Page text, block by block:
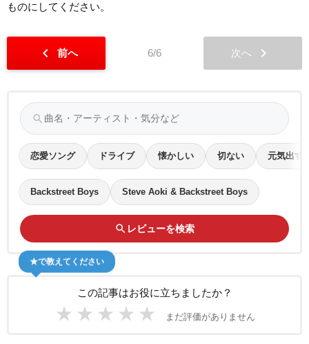
ものにしてください。
chevron_left 前へ 6/6 次へ chevron_right
search
恋愛ソング ドライブ 懐かしい 切ない 元気出す
Backstreet Boys Steve Aoki & Backstreet Boys
search レビューを検索
この記事はお役に立ちましたか？
★ ★ ★ ★ ★ まだ評価がありません
★で教えてください